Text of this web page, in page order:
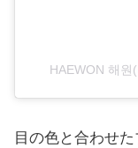
HAEWON 해
目の色と合わせ